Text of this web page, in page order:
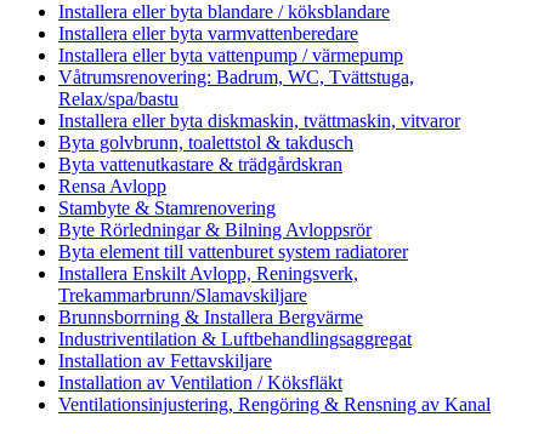
Installera eller byta blandare / köksblandare
Installera eller byta varmvattenberedare
Installera eller byta vattenpump / värmepump
Våtrumsrenovering: Badrum, WC, Tvättstuga,
Relax/spa/bastu
Installera eller byta diskmaskin, tvättmaskin, vitvaror
Byta golvbrunn, toalettstol & takdusch
Byta vattenutkastare & trädgårdskran
Rensa Avlopp
Stambyte & Stamrenovering
Byte Rörledningar & Bilning Avloppsrör
Byta element till vattenburet system radiatorer
Installera Enskilt Avlopp, Reningsverk,
Trekammarbrunn/Slamavskiljare
Brunnsborrning & Installera Bergvärme
Industriventilation & Luftbehandlingsaggregat
Installation av Fettavskiljare
Installation av Ventilation / Köksfläkt
Ventilationsinjustering, Rengöring & Rensning av Kanal